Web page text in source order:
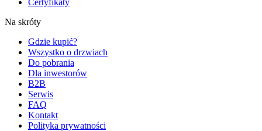
Na skróty
Gdzie kupić?
Wszystko o drzwiach
Do pobrania
Dla inwestorów
B2B
Serwis
FAQ
Kontakt
Polityka prywatności